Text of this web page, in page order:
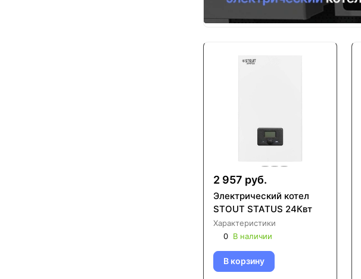
2 957 руб.
Электрический котел
STOUT STATUS 24Квт
Характеристики
0 В наличии
В корзину